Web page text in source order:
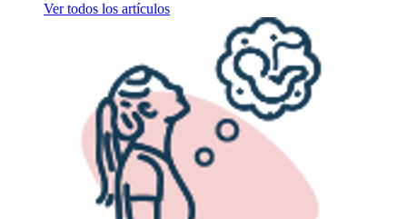
Ver todos los artículos